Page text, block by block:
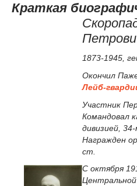
Краткая
1873-1945,
Окончил
Лейб-
Участник
Командовал
дивизией,
Награжден
ст.
С октября